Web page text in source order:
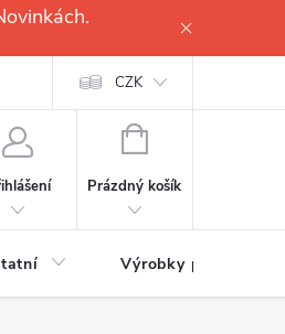
CZK
NÁKUPNÍ
Prázdný košík
Výrobky pro